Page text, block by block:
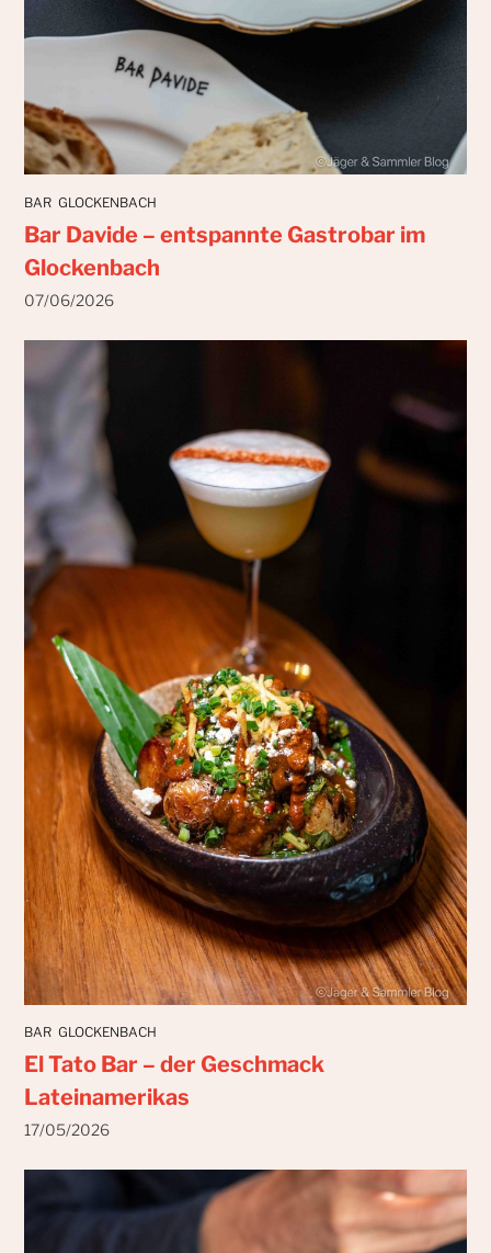
BAR GLOCKENBACH
Bar Davide – entspannte Gastrobar im
Glockenbach
07/06/2026
BAR GLOCKENBACH
El Tato Bar – der Geschmack
Lateinamerikas
17/05/2026